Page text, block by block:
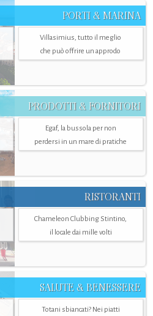
PORTI & MARINA
Villasimius, tutto il meglio
che può offrire un approdo
PRODOTTI & FORNITORI
Egaf, la bussola per non
perdersi in un mare di pratiche
RISTORANTI
Chameleon Clubbing Stintino,
il locale dai mille volti
SALUTE & BENESSERE
Totani sbiancati? Nei piatti